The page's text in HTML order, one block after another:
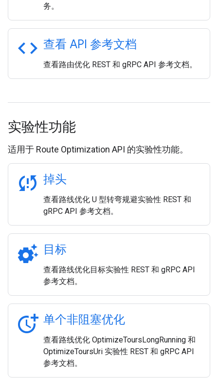
务。
code 查看 API 参考文档
查看路由优化 REST 和 gRPC API 参考文档。
实验性功能
适用于 Route Optimization API 的实验性功能。
sync_problem 掉头
查看路线优化 U 型转弯规避实验性 REST 和
gRPC API 参考文档。
settings_suggest 目标
查看路线优化目标实验性 REST 和 gRPC API
参考文档。
more_time 单个非阻塞优化
查看路线优化 OptimizeToursLongRunning 和
OptimizeToursUri 实验性 REST 和 gRPC API
参考文档。